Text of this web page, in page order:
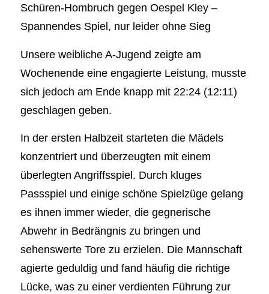
Schüren-Hombruch gegen Oespel Kley –
Spannendes Spiel, nur leider ohne Sieg
Unsere weibliche A-Jugend zeigte am
Wochenende eine engagierte Leistung, musste
sich jedoch am Ende knapp mit 22:24 (12:11)
geschlagen geben.
In der ersten Halbzeit starteten die Mädels
konzentriert und überzeugten mit einem
überlegten Angriffsspiel. Durch kluges
Passspiel und einige schöne Spielzüge gelang
es ihnen immer wieder, die gegnerische
Abwehr in Bedrängnis zu bringen und
sehenswerte Tore zu erzielen. Die Mannschaft
agierte geduldig und fand häufig die richtige
Lücke, was zu einer verdienten Führung zur